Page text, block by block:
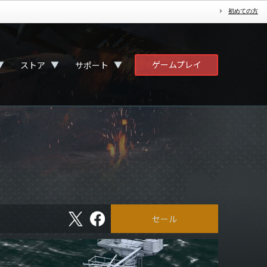
初めての方
ストア ▼ サポート ▼ ゲームプレイ
X フ
ェ
ス
ブ
ッ
セール